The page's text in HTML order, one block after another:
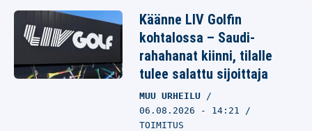
Käänne LIV Golfin
kohtalossa – Saudi-
rahahanat kiinni, tilalle
tulee salattu sijoittaja
MUU URHEILU
06.08.2026 - 14:21
TOIMITUS